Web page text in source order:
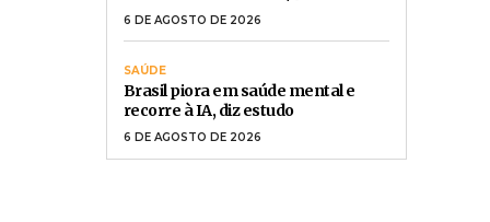
6 DE AGOSTO DE 2026
SAÚDE
Brasil piora em saúde mental e
recorre à IA, diz estudo
6 DE AGOSTO DE 2026